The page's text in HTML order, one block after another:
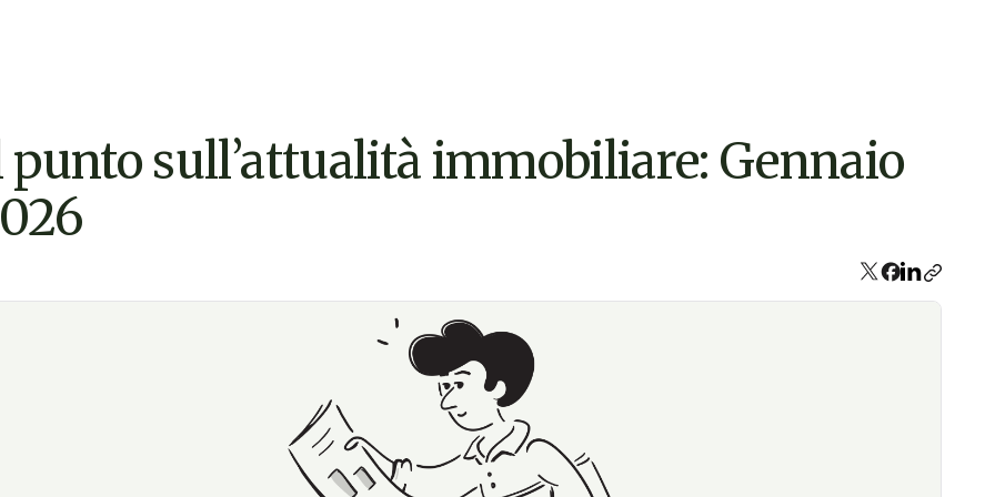
sull’attualità immobiliare: Gennaio